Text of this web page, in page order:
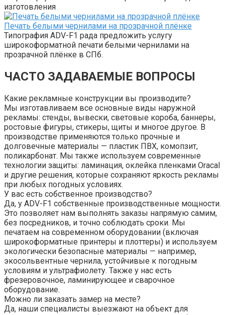
изготовления
Печать белыми чернилами на прозрачной плёнке
Типография ADV-F1 рада предложить услугу
широкоформатной печати белыми чернилами на
прозрачной плёнке в СПб.
ЧАСТО ЗАДАВАЕМЫЕ ВОПРОСЫ
Какие рекламные конструкции вы производите?
Мы изготавливаем все основные виды наружной
рекламы: стенды, вывески, световые короба, баннеры,
ростовые фигуры, стикеры, щиты и многое другое. В
производстве применяются только прочные и
долговечные материалы — пластик ПВХ, комопзит,
поликарбонат. Мы также используем современные
технологии защиты: ламинация, оклейка пленками Oracal
и другие решения, которые сохраняют яркость рекламы
при любых погодных условиях.
У вас есть собственное производство?
Да, у ADV-F1 собственные производственные мощности.
Это позволяет нам выполнять заказы напрямую самим,
без посредников, и точно соблюдать сроки. Мы
печатаем на современном оборудовании (включая
широкоформатные принтеры и плоттеры) и используем
экологически безопасные материалы — например,
экосольвентные чернила, устойчивые к погодным
условиям и ультрафиолету. Также у нас есть
фрезеровочное, ламинирующее и сварочное
оборудование.
Можно ли заказать замер на месте?
Да, наши специалисты выезжают на объект для